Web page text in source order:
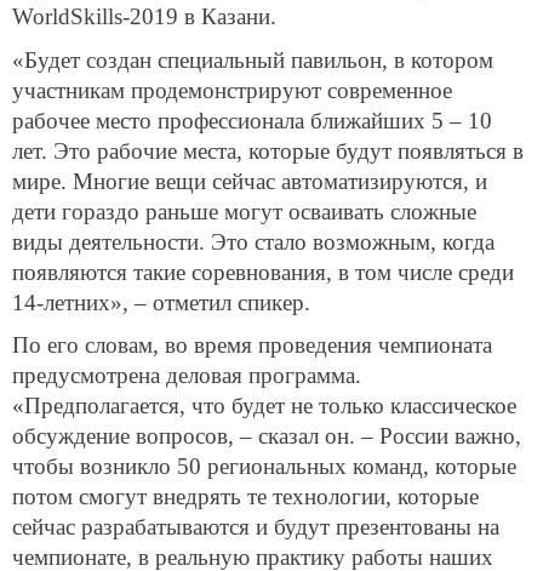
WorldSkills-2019 в Казани.
«Будет создан специальный павильон, в котором
участникам продемонстрируют современное
рабочее место профессионала ближайших 5 – 10
лет. Это рабочие места, которые будут появляться в
мире. Многие вещи сейчас автоматизируются, и
дети гораздо раньше могут осваивать сложные
виды деятельности. Это стало возможным, когда
появляются такие соревнования, в том числе среди
14-летних», – отметил спикер.
По его словам, во время проведения чемпионата
предусмотрена деловая программа.
«Предполагается, что будет не только классическое
обсуждение вопросов, – сказал он. – России важно,
чтобы возникло 50 региональных команд, которые
потом смогут внедрять те технологии, которые
сейчас разрабатываются и будут презентованы на
чемпионате, в реальную практику работы наших